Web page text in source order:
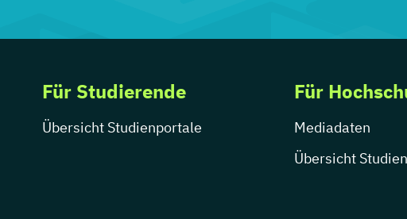
Für Studierende
Übersicht Studienportale
Für
Mediadaten
Übersicht